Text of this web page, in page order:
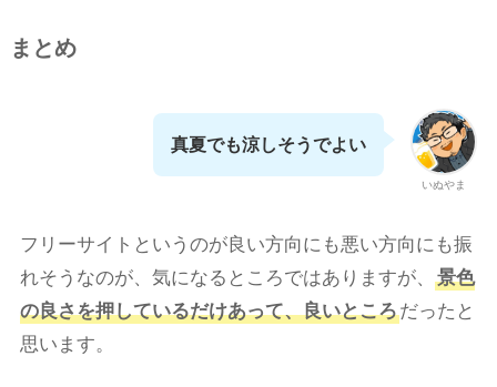
まとめ
いぬやま
真夏でも涼しそうでよい
フリーサイトというのが良い方向にも悪い方向にも振
れそうなのが、気になるところではありますが、
景色
の良さを押しているだけあって、良いところだったと
思います。